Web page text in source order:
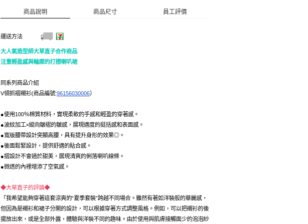
商品說明 商品尺寸 員工評價
運送方法
大人氣造型師大草直子合作商品
注重輕盈感與輪廓的打摺喇叭裙
同系列商品介紹
V領抓褶襯衫(商品編號:96156030006）
●使用100％棉質材料，實現柔軟的手感和輕盈的穿著感。
●波紋加工×縱向皺褶的皺感，展現適度的挺括感和表面感。
●寬版腰帶設計突顯高腰，具有提升身形的效果◎。
●後面鬆緊設計，提供舒適的貼合感。
●摺設計不會過於甜美，展現清爽的俐落喇叭線條。
●微透的內裡增添了空氣感。
◆大草直子的評論◆
「我希望能夠穿著這套涼爽的“夏季套裝”跨越不同場合。雖然有著如洋裝般的華麗感，
但因為是襯衫和裙子分開的設計，可以根據穿著方式調整風格。例如，可以把襯衫的後
擺放出來，或是全部外露，體驗與洋裝不同的趣味。由於使用與肌膚接觸面少的泡泡紗